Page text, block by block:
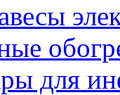
для